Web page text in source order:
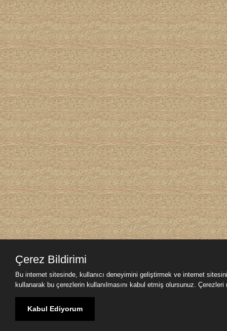
Çerez Bildirimi
Bu internet sitesinde, kullanıcı deneyimini geliştirmek ve internet
kullanarak bu çerezlerin kullanılmasını kabul etmiş olursunuz.
Kabul Ediyorum